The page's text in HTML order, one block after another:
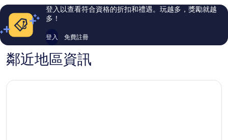
則
評
則
評
登入以查看符合資格的折扣和禮遇。玩越多，獎勵就越
多！
登入 免費註冊
鄰近地區資訊